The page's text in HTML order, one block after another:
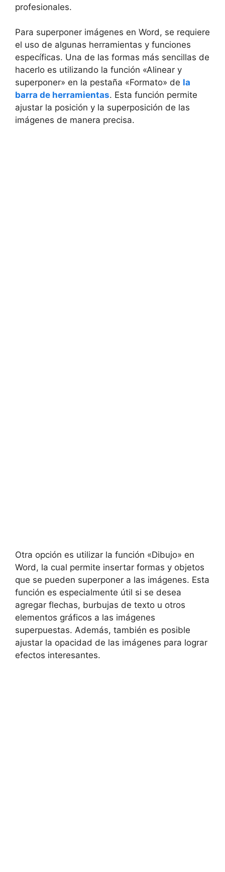
profesionales.
Para superponer imágenes en Word, se requiere
el uso de algunas herramientas y funciones
específicas. Una de las formas más sencillas de
hacerlo es utilizando la función «Alinear y
superponer» en la pestaña «Formato» de la
barra de herramientas. Esta función permite
ajustar la posición y la superposición de las
imágenes de manera precisa.
Otra opción es utilizar la función «Dibujo» en
Word, la cual permite insertar formas y objetos
que se pueden superponer a las imágenes. Esta
función es especialmente útil si se desea
agregar flechas, burbujas de texto u otros
elementos gráficos a las imágenes
superpuestas. Además, también es posible
ajustar la opacidad de las imágenes para lograr
efectos interesantes.